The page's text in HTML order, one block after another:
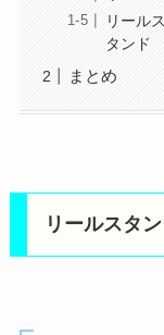
リール
タンド
まとめ
リールスタ